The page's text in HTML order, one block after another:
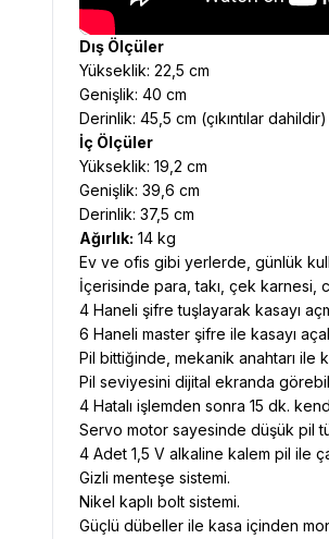
Dış Ölçüler
Yükseklik: 22,5 cm
Genişlik: 40 cm
Derinlik: 45,5 cm (çıkıntılar dahildir)
İç Ölçüler
Yükseklik: 19,2 cm
Genişlik: 39,6 cm
Derinlik: 37,5 cm
Ağırlık: 14 kg
Ev ve ofis gibi yerlerde, günlük
İçerisinde para, takı, çek karnesi,
4 Haneli şifre tuşlayarak kasayı
6 Haneli master şifre ile kasayı
Pil bittiğinde, mekanik anahtarı ile
Pil seviyesini dijital ekranda
4 Hatalı işlemden sonra 15 dk.
Servo motor sayesinde düşük pil
4 Adet 1,5 V alkaline kalem pil ile
Gizli menteşe sistemi.
Nikel kaplı bolt sistemi.
Güçlü dübeller ile kasa içinden